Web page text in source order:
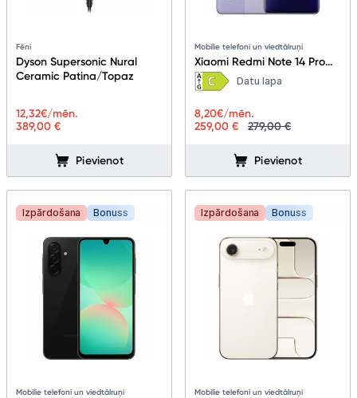
Fēni
Dyson Supersonic Nural
Ceramic Patina/Topaz
389,00 €
12,32€/mēn.
Pievienot
Mobilie telefoni un viedtālruņi
Xiaomi Redmi Note 14 Pro
5G 8+256GB Lavender
Purple
Datu lapa
259,00 € 279,00 €
8,20€/mēn.
Pievienot
Izpārdošana Bonuss
Mobilie telefoni un viedtālruņi
Izpārdošana Bonuss
Mobilie telefoni un viedtālruņi